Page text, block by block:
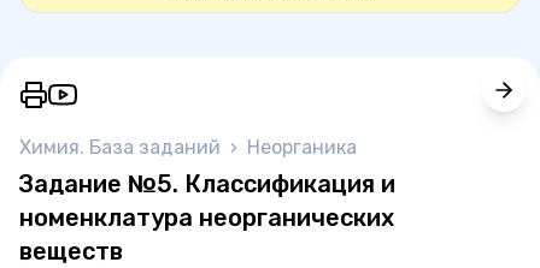
Химия. База заданий › Неорганика
Задание №5. Классификация и
номенклатура неорганических
веществ